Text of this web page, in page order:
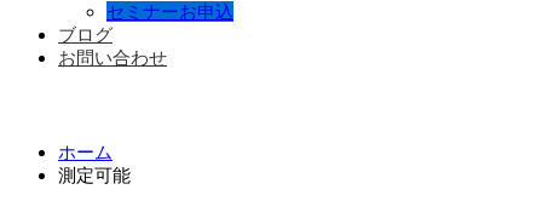
セミナーお申込
ブログ
お問い合わせ
ホーム
測定可能